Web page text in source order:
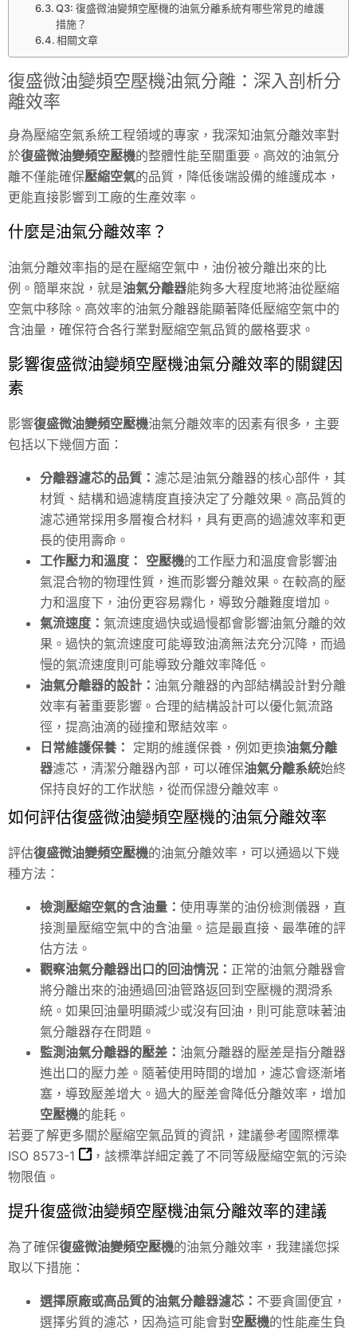
Q3: 復盛微油變頻空壓機的油氣分離系統有哪些常見的維護
措施？
相關文章
復盛微油變頻空壓機油氣分離：深入剖析分
離效率
身為壓縮空氣系統工程領域的專家，我深知油氣分離效率對
於復盛微油變頻空壓機的整體性能至關重要。高效的油氣分
離不僅能確保壓縮空氣的品質，降低後端設備的維護成本，
更能直接影響到工廠的生產效率。
什麼是油氣分離效率？
油氣分離效率指的是在壓縮空氣中，油份被分離出來的比
例。簡單來說，就是油氣分離器能夠多大程度地將油從壓縮
空氣中移除。高效率的油氣分離器能顯著降低壓縮空氣中的
含油量，確保符合各行業對壓縮空氣品質的嚴格要求。
影響復盛微油變頻空壓機油氣分離效率的關鍵因
素
影響復盛微油變頻空壓機油氣分離效率的因素有很多，主要
包括以下幾個方面：
分離器濾芯的品質： 濾芯是油氣分離器的核心部件，其
材質、結構和過濾精度直接決定了分離效果。高品質的
濾芯通常採用多層複合材料，具有更高的過濾效率和更
長的使用壽命。
工作壓力和溫度： 空壓機的工作壓力和溫度會影響油
氣混合物的物理性質，進而影響分離效果。在較高的壓
力和溫度下，油份更容易霧化，導致分離難度增加。
氣流速度： 氣流速度過快或過慢都會影響油氣分離的效
果。過快的氣流速度可能導致油滴無法充分沉降，而過
慢的氣流速度則可能導致分離效率降低。
油氣分離器的設計： 油氣分離器的內部結構設計對分離
效率有著重要影響。合理的結構設計可以優化氣流路
徑，提高油滴的碰撞和聚結效率。
日常維護保養： 定期的維護保養，例如更換油氣分離
器濾芯，清潔分離器內部，可以確保油氣分離系統始終
保持良好的工作狀態，從而保證分離效率。
如何評估復盛微油變頻空壓機的油氣分離效率
評估復盛微油變頻空壓機的油氣分離效率，可以通過以下幾
種方法：
檢測壓縮空氣的含油量： 使用專業的油份檢測儀器，直
接測量壓縮空氣中的含油量。這是最直接、最準確的評
估方法。
觀察油氣分離器出口的回油情況： 正常的油氣分離器會
將分離出來的油通過回油管路返回到空壓機的潤滑系
統。如果回油量明顯減少或沒有回油，則可能意味著油
氣分離器存在問題。
監測油氣分離器的壓差： 油氣分離器的壓差是指分離器
進出口的壓力差。隨著使用時間的增加，濾芯會逐漸堵
塞，導致壓差增大。過大的壓差會降低分離效率，增加
空壓機的能耗。
若要了解更多關於壓縮空氣品質的資訊，建議參考國際標準
ISO 8573-1
，該標準詳細定義了不同等級壓縮空氣的污染
物限值。
提升復盛微油變頻空壓機油氣分離效率的建議
為了確保復盛微油變頻空壓機的油氣分離效率，我建議您採
取以下措施：
選擇原廠或高品質的油氣分離器濾芯： 不要貪圖便宜，
選擇劣質的濾芯，因為這可能會對空壓機的性能產生負